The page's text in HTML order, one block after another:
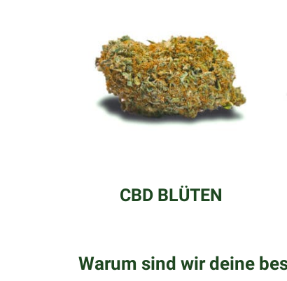
CBD BLÜTEN
Warum sind wir deine